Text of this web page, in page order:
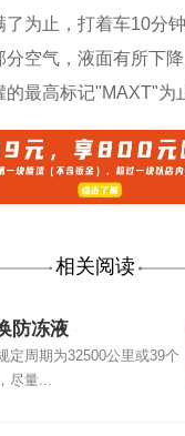
了为止，打着车10分
分空气，液面有所下
最高标记"MAXT"为
相关阅读
防冻液
定周期为32500公里或39个
尽量...